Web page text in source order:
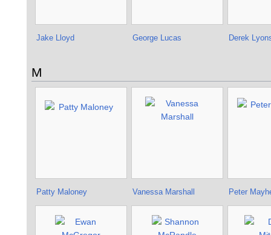
Jake Lloyd George Lucas Derek
M
Patty Maloney Vanessa Marshall Peter